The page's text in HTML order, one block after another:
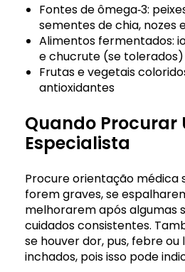
Fontes de ômega‑3:
sementes de chia, nozes
Alimentos fermentados:
e chucrute (se tolerados)
Frutas e vegetais
antioxidantes
Quando Procurar
Especialista
Procure orientação médica
forem graves, se
melhorarem após algumas
cuidados consistentes.
se houver dor, pus, febre ou
inchados, pois isso pode